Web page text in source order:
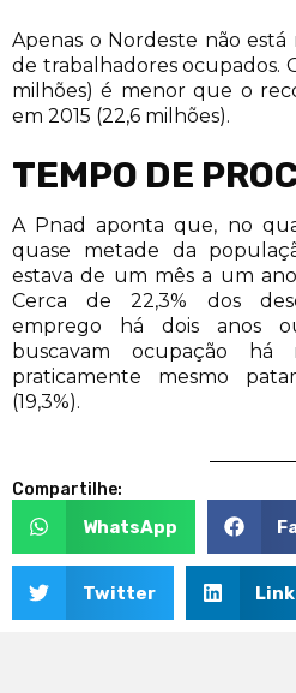
Apenas o Nordeste não
de trabalhadores ocupados.
milhões) é menor que o
em 2015 (22,6 milhões).
TEMPO DE
A Pnad aponta que, no
quase metade da
estava de um mês a um
Cerca de 22,3% dos
emprego há dois anos
buscavam ocupação
praticamente mesmo
(19,3%).
Compartilhe:
WhatsApp
Twitter